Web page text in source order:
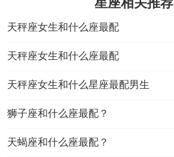
星座相关推荐
天秤座女生和什么座最配
天秤座女生和什么座最配
天秤座女生和什么星座最配男生
狮子座和什么座最配？
天蝎座和什么座最配？